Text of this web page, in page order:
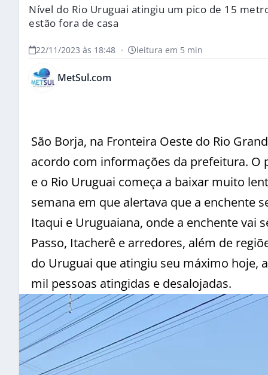
Nível do Rio Uruguai atingiu um pico de 15
estão fora de casa
22/11/2023 às 18:48 • leitura em 5 min
MetSul.com
São Borja, na Fronteira Oeste do Rio
acordo com informações da prefeitura. O
e o Rio Uruguai começa a baixar muito
semana em que alertava que a enchente
Itaqui e Uruguaiana, onde a enchente vai
Passo, Itacherê e arredores, além de
do Uruguai que atingiu seu máximo hoje,
mil pessoas atingidas e desalojadas.